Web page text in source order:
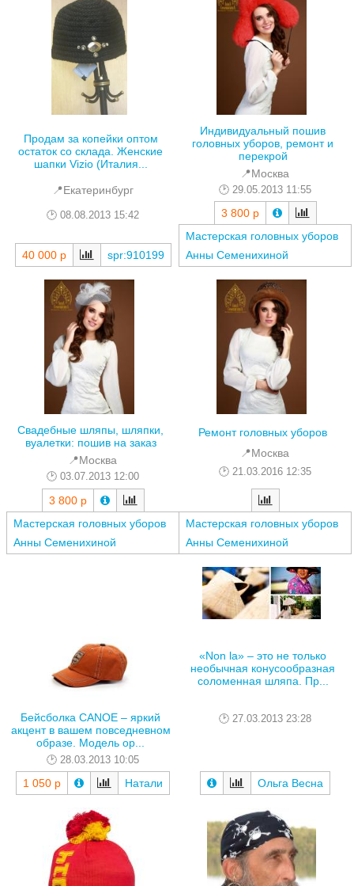
Продам за копейки оптом
остаток со склада. Женские
шапки Vizio (Италия...
📍Екатеринбург
08.08.2013 15:42
40 000 р spr:910199
Индивидуальный пошив
головных уборов, ремонт и
перекрой
📍Москва
29.05.2013 11:55
3 800 р
Мастерская головных уборов
Анны Семенихиной
Свадебные шляпы, шляпки,
вуалетки: пошив на заказ
📍Москва
03.07.2013 12:00
3 800 р
Мастерская головных уборов
Анны Семенихиной
Ремонт головных уборов
📍Москва
21.03.2016 12:35
Мастерская головных уборов
Анны Семенихиной
Бейсболка CANOE – яркий
акцент в вашем повседневном
образе. Модель ор...
28.03.2013 10:05
1 050 р Натали
«Non la» – это не только
необычная конусообразная
соломенная шляпа. Пр...
27.03.2013 23:28
Ольга Весна